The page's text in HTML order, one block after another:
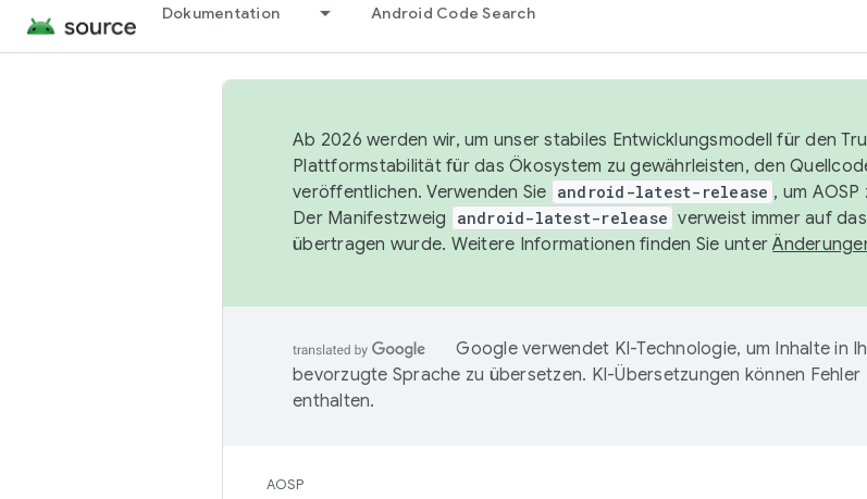
Dokumentation Android Code Search
Ab 2026 werden wir, um unser stabiles Entwicklungsmodell für den
Plattformstabilität für das Ökosystem zu gewährleisten, den
veröffentlichen. Verwenden Sie android-latest-release , um
Der Manifestzweig
android-latest-release verweist immer auf
übertragen wurde. Weitere Informationen finden Sie unter
Google verwendet KI-Technologie, um Inhalte in
bevorzugte Sprache zu übersetzen. KI-Übersetzungen können Fehler
enthalten.
AOSP